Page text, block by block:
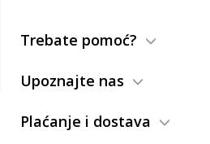
Trebate pomoć?
Upoznajte nas
Plaćanje i dostava